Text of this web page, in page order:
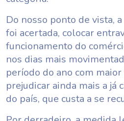
Do nosso ponto de vista,
foi acertada, colocar
funcionamento do
nos dias mais
período do ano com
prejudicar ainda mais a já
do país, que custa a se